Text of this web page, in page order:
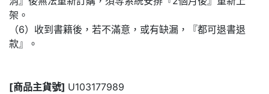
架。
（6）收到書籍後，若不滿意，或有缺漏，『都可退書退
款』。
[商品主貨號] U103177989